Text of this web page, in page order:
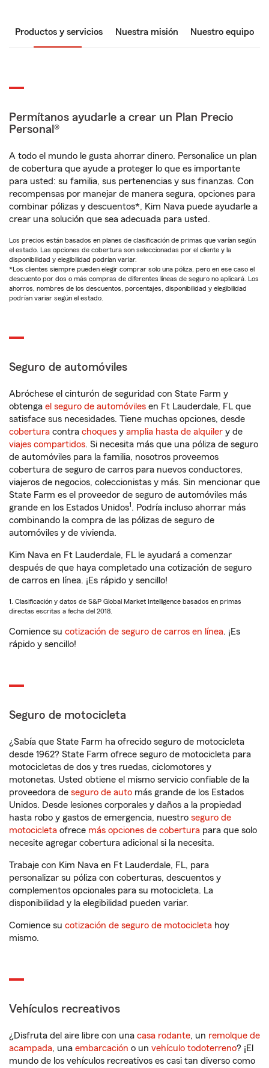
Productos y servicios Nuestra misión Nuestro equipo
Permítanos ayudarle a crear un Plan Precio
Personal®
A todo el mundo le gusta ahorrar dinero. Personalice un plan
de cobertura que ayude a proteger lo que es importante
para usted: su familia, sus pertenencias y sus finanzas. Con
recompensas por manejar de manera segura, opciones para
combinar pólizas y descuentos*, Kim Nava puede ayudarle a
crear una solución que sea adecuada para usted.
Los precios están basados en planes de clasificación de primas que varían según
el estado. Las opciones de cobertura son seleccionadas por el cliente y la
disponibilidad y elegibilidad podrían variar.
*Los clientes siempre pueden elegir comprar solo una póliza, pero en ese caso el
descuento por dos o más compras de diferentes líneas de seguro no aplicará. Los
ahorros, nombres de los descuentos, porcentajes, disponibilidad y elegibilidad
podrían variar según el estado.
Seguro de automóviles
Abróchese el cinturón de seguridad con State Farm y
obtenga el seguro de automóviles en Ft Lauderdale, FL que
satisface sus necesidades. Tiene muchas opciones, desde
cobertura contra choques y amplia hasta de alquiler y de
viajes compartidos. Si necesita más que una póliza de seguro
de automóviles para la familia, nosotros proveemos
cobertura de seguro de carros para nuevos conductores,
viajeros de negocios, coleccionistas y más. Sin mencionar que
State Farm es el proveedor de seguro de automóviles más
grande en los Estados Unidos1 . Podría incluso ahorrar más
combinando la compra de las pólizas de seguro de
automóviles y de vivienda.
Kim Nava en Ft Lauderdale, FL le ayudará a comenzar
después de que haya completado una cotización de seguro
de carros en línea. ¡Es rápido y sencillo!
1. Clasificación y datos de S&P Global Market Intelligence basados en primas
directas escritas a fecha del 2018.
Comience su cotización de seguro de carros en línea. ¡Es
rápido y sencillo!
Seguro de motocicleta
¿Sabía que State Farm ha ofrecido seguro de motocicleta
desde 1962? State Farm ofrece seguro de motocicleta para
motocicletas de dos y tres ruedas, ciclomotores y
motonetas. Usted obtiene el mismo servicio confiable de la
proveedora de seguro de auto más grande de los Estados
Unidos. Desde lesiones corporales y daños a la propiedad
hasta robo y gastos de emergencia, nuestro seguro de
motocicleta ofrece más opciones de cobertura para que solo
necesite agregar cobertura adicional si la necesita.
Trabaje con Kim Nava en Ft Lauderdale, FL, para
personalizar su póliza con coberturas, descuentos y
complementos opcionales para su motocicleta. La
disponibilidad y la elegibilidad pueden variar.
Comience su cotización de seguro de motocicleta hoy
mismo.
Vehículos recreativos
¿Disfruta del aire libre con una casa rodante, un remolque de
acampada, una embarcación o un vehículo todoterreno? ¡El
mundo de los vehículos recreativos es casi tan diverso como